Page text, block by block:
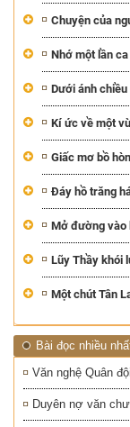
Chuyện của
Nhớ một lần
Dưới ánh chiều
Kí ức về một
Giấc mơ bồ hòn
Đáy hồ trăng
Mở đường vào
Lũy Thầy khói
Một chút Tân
Bài đọc nhiều
Văn nghệ Quân
Duyên nợ văn